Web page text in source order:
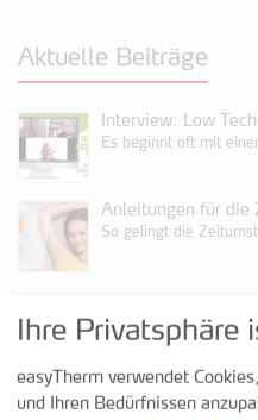
Aktuelle Beiträge
Interview: Low
Es beginnt oft mit
Anleitungen für die
So gelingt die
Kontakt
+43 3352 38200 600
Ihre Privatsphäre
easyTherm verwendet
und Ihren Bedürfnissen